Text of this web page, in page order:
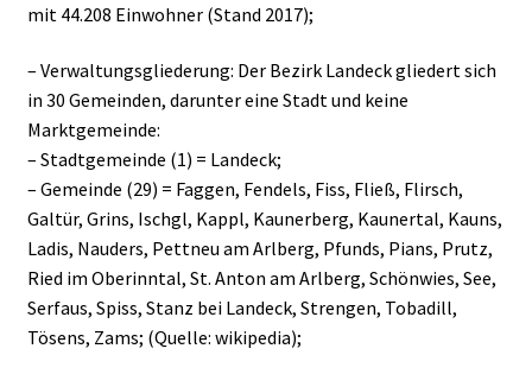
mit 44.208 Einwohner (Stand 2017);
– Verwaltungsgliederung: Der Bezirk Landeck gliedert sich
in 30 Gemeinden, darunter eine Stadt und keine
Marktgemeinde:
– Stadtgemeinde (1) = Landeck;
– Gemeinde (29) = Faggen, Fendels, Fiss, Fließ, Flirsch,
Galtür, Grins, Ischgl, Kappl, Kaunerberg, Kaunertal, Kauns,
Ladis, Nauders, Pettneu am Arlberg, Pfunds, Pians, Prutz,
Ried im Oberinntal, St. Anton am Arlberg, Schönwies, See,
Serfaus, Spiss, Stanz bei Landeck, Strengen, Tobadill,
Tösens, Zams; (Quelle: wikipedia);